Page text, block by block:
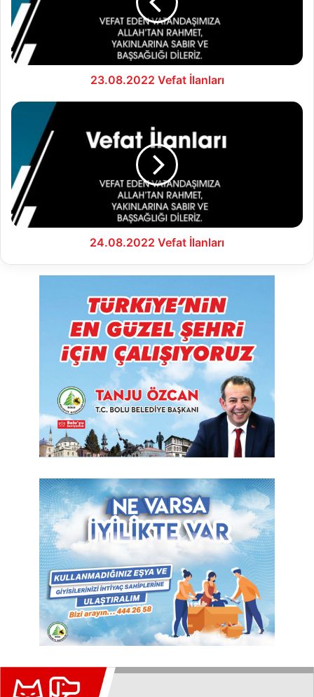
23.08.2022 Vefat İlanları
24.08.2022
24.08.2022 Vefat İlanları